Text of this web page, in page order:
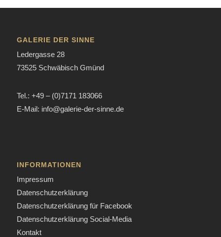
GALERIE DER SINNE
Ledergasse 28
73525 Schwäbisch Gmünd
Tel.: +49 – (0)7171 183066
E-Mail: info@galerie-der-sinne.de
INFORMATIONEN
Impressum
Datenschutzerklärung
Datenschutzerklärung für Facebook
Datenschutzerklärung Social-Media
Kontakt